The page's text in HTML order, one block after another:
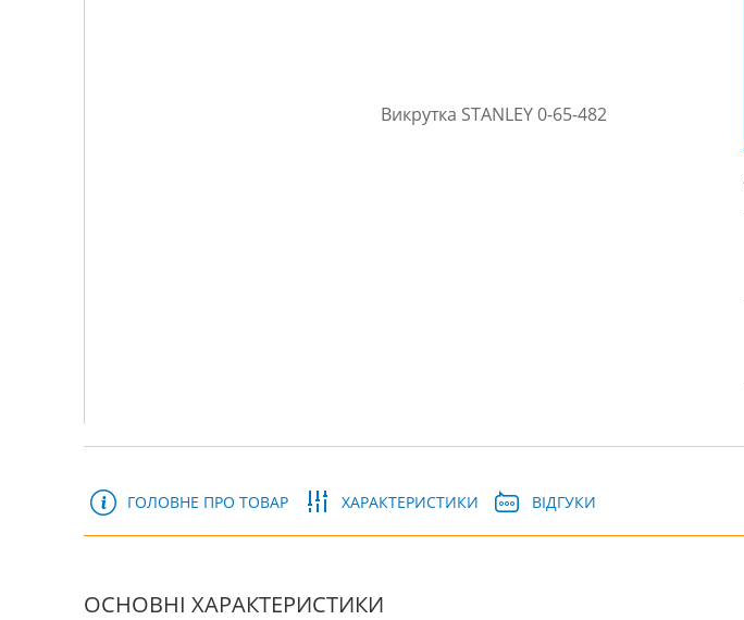
ГОЛОВНЕ ПРО ТОВАР ХАРАКТЕРИСТИКИ ВІДГУКИ
ОСНОВНІ ХАРАКТЕРИСТИКИ